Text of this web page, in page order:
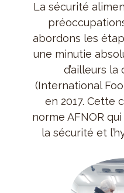
La sécurité
abordons les
une minutie
d’ailleurs
(International
en 2017. Cette
norme AFNOR
la sécurité et